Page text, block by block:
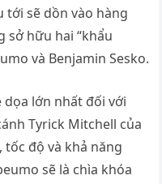
tới sẽ dồn vào hàng
sở hữu hai “khẩu
và Benjamin Sesko.
lớn nhất đối với
Tyrick Mitchell của
tốc độ và khả năng
sẽ là chìa khóa